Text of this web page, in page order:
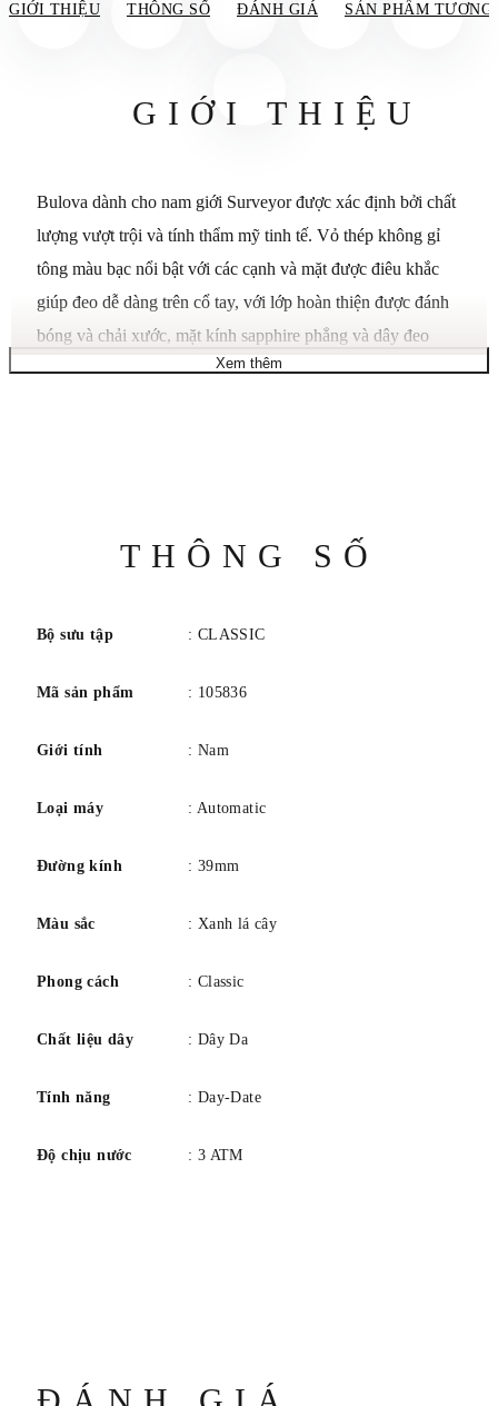
GIỚI THIỆU THÔNG SỐ ĐÁNH GIÁ SẢN PHẨM TƯƠNG
GIỚI THIỆU
Bulova dành cho nam giới Surveyor được xác định bởi chất
lượng vượt trội và tính thẩm mỹ tinh tế. Vỏ thép không gỉ
tông màu bạc nổi bật với các cạnh và mặt được điêu khắc
giúp đeo dễ dàng trên cổ tay, với lớp hoàn thiện được đánh
bóng và chải xước, mặt kính sapphire phẳng và dây đeo
bằng da màu nâu có thể tháo nhanh. Lớp hoàn thiện ánh
mức dự trữ năng lượng trong 42 giờ, có thể được nhìn thấy
đầy đủ thông qua cửa sổ triển lãm tinh thể khoáng ở vỏ sau.
tinh tế, chiếc đồng hồ nam Bulova này là sự lựa chọn hiển
Xem thêm
THÔNG SỐ
Bộ sưu tập : CLASSIC
Mã sản phẩm : 105836
Giới tính : Nam
Loại máy : Automatic
Đường kính : 39mm
Màu sắc : Xanh lá cây
Phong cách : Classic
Chất liệu dây : Dây Da
Tính năng : Day-Date
Độ chịu nước : 3 ATM